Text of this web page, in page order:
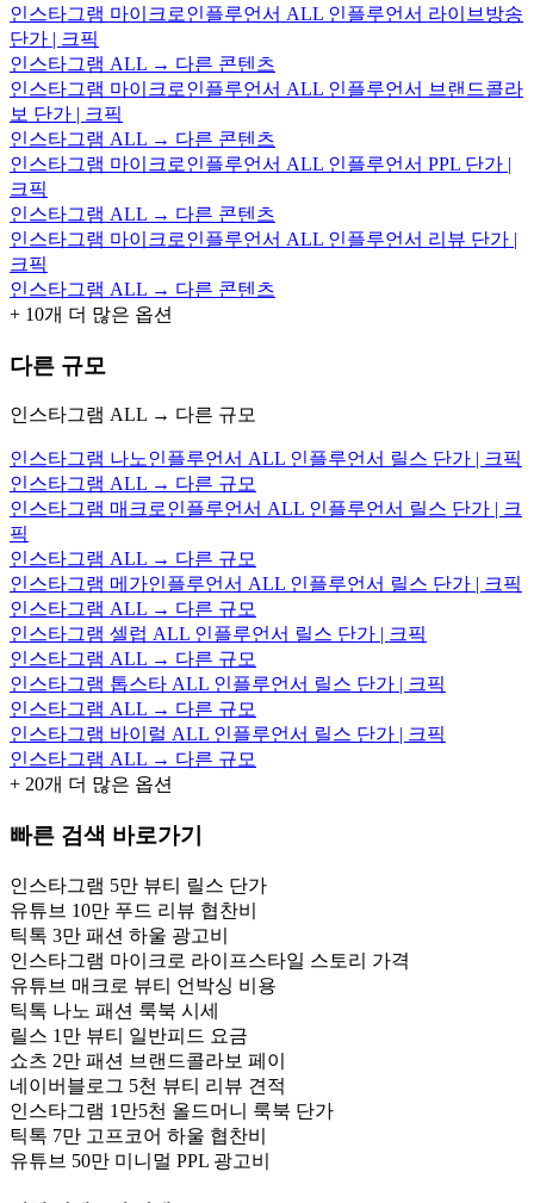
인스타그램 마이크로인플루언서 ALL 인플루언서 라이브방송
단가 | 크픽
인스타그램 ALL → 다른 콘텐츠
인스타그램 마이크로인플루언서 ALL 인플루언서 브랜드콜라
보 단가 | 크픽
인스타그램 ALL → 다른 콘텐츠
인스타그램 마이크로인플루언서 ALL 인플루언서 PPL 단가 |
크픽
인스타그램 ALL → 다른 콘텐츠
인스타그램 마이크로인플루언서 ALL 인플루언서 리뷰 단가 |
크픽
인스타그램 ALL → 다른 콘텐츠
+ 10개 더 많은 옵션
다른 규모
인스타그램 ALL → 다른 규모
인스타그램 나노인플루언서 ALL 인플루언서 릴스 단가 | 크픽
인스타그램 ALL → 다른 규모
인스타그램 매크로인플루언서 ALL 인플루언서 릴스 단가 | 크
픽
인스타그램 ALL → 다른 규모
인스타그램 메가인플루언서 ALL 인플루언서 릴스 단가 | 크픽
인스타그램 ALL → 다른 규모
인스타그램 셀럽 ALL 인플루언서 릴스 단가 | 크픽
인스타그램 ALL → 다른 규모
인스타그램 톱스타 ALL 인플루언서 릴스 단가 | 크픽
인스타그램 ALL → 다른 규모
인스타그램 바이럴 ALL 인플루언서 릴스 단가 | 크픽
인스타그램 ALL → 다른 규모
+ 20개 더 많은 옵션
빠른 검색 바로가기
인스타그램 5만 뷰티 릴스 단가
유튜브 10만 푸드 리뷰 협찬비
틱톡 3만 패션 하울 광고비
인스타그램 마이크로 라이프스타일 스토리 가격
유튜브 매크로 뷰티 언박싱 비용
틱톡 나노 패션 룩북 시세
릴스 1만 뷰티 일반피드 요금
쇼츠 2만 패션 브랜드콜라보 페이
네이버블로그 5천 뷰티 리뷰 견적
인스타그램 1만5천 올드머니 룩북 단가
틱톡 7만 고프코어 하울 협찬비
유튜브 50만 미니멀 PPL 광고비